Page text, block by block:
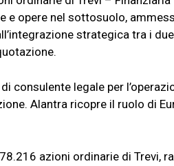
e opere nel sottosuolo,
strategica tra i
consulente legale per
Alantra ricopre il ruolo di
azioni ordinarie di Trevi,